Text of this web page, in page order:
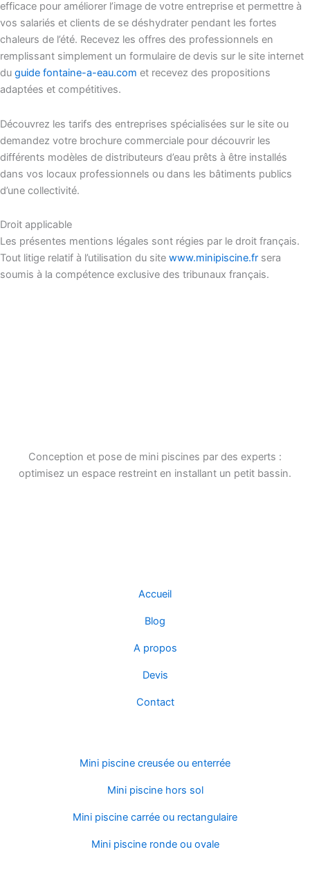
efficace pour améliorer l’image de votre entreprise et permettre à
vos salariés et clients de se déshydrater pendant les fortes
chaleurs de l’été. Recevez les offres des professionnels en
remplissant simplement un formulaire de devis sur le site internet
du guide fontaine-a-eau.com et recevez des propositions
adaptées et compétitives.
Découvrez les tarifs des entreprises spécialisées sur le site ou
demandez votre brochure commerciale pour découvrir les
différents modèles de distributeurs d’eau prêts à être installés
dans vos locaux professionnels ou dans les bâtiments publics
d’une collectivité.
Droit applicable
Les présentes mentions légales sont régies par le droit français.
Tout litige relatif à l’utilisation du site www.minipiscine.fr sera
soumis à la compétence exclusive des tribunaux français.
Conception et pose de mini piscines par des experts :
optimisez un espace restreint en installant un petit bassin.
o
o
Accueil
Blog
A propos
Devis
Contact
Mini piscine creusée ou enterrée
Mini piscine hors sol
Mini piscine carrée ou rectangulaire
Mini piscine ronde ou ovale